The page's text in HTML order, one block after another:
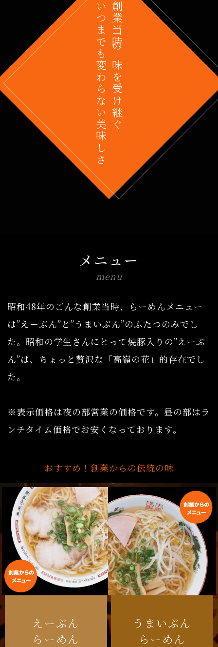
創業当時の味を受け継ぐ
いつまでも変わらない美味しさ
メニュー
menu
昭和48年のごんな創業当時、らーめんメニュー
は”えーぶん”と”うまいぶん”のふたつのみでし
た。昭和の学生さんにとって焼豚入りの”えーぶ
ん”は、ちょっと贅沢な「高嶺の花」的存在でし
た。
※表示価格は夜の部営業の価格です。昼の部はラ
ンチタイム価格でお安くなっております。
おすすめ！創業からの伝統の味
えーぶん
らーめん
うまいぶん
らーめん